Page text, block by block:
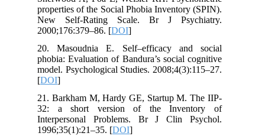
properties of the Social Phobia Inventory (SPIN).
New Self-Rating Scale. Br J Psychiatry.
2000;176:379–86. [DOI
20. Masoudnia E. Self–efficacy and social
phobia: Evaluation of Bandura’s social cognitive
model. Psychological Studies. 2008;4(3):115–27.
[DOI
21. Barkham M, Hardy GE, Startup M. The IIP-
32: a short version of the Inventory of
Interpersonal Problems. Br J Clin Psychol.
1996;35(1):21–35. [DOI